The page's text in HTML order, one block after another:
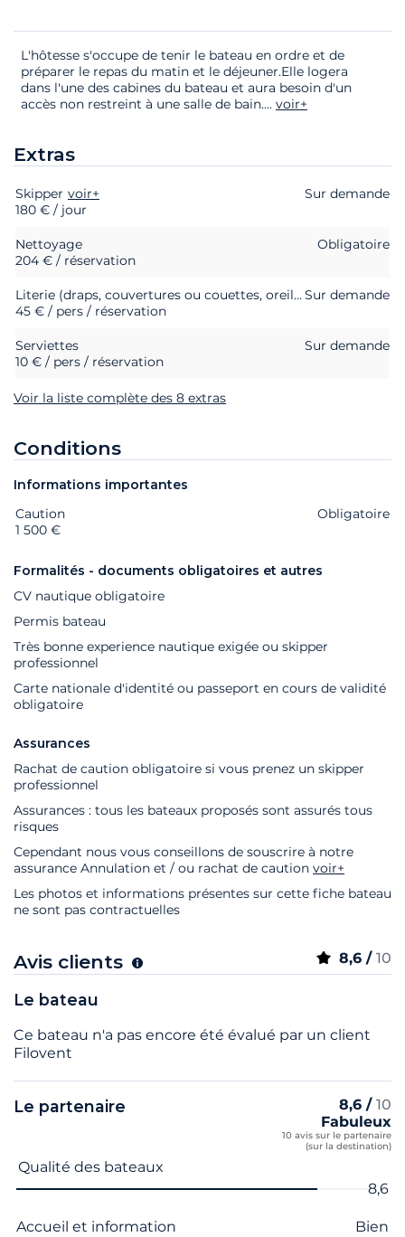
L'hôtesse s'occupe de tenir le bateau en ordre et de
préparer le repas du matin et le déjeuner.Elle logera
dans l'une des cabines du bateau et aura besoin d'un
accès non restreint à une salle de bain.... voir+
Extras
Extras Statut
Skipper voir+
Sur demande
180 € / jour
Nettoyage
Obligatoire
204 € / réservation
Literie (draps, couvertures ou couettes, oreillers et taies d'oreillers)Sur demande
45 € / pers / réservation
Serviettes
Sur demande
10 € / pers / réservation
Voir la liste complète des 8 extras
Conditions
Informations importantes
Extras Statut
Caution
Obligatoire
1 500 €
Formalités - documents obligatoires et autres
CV nautique obligatoire
Permis bateau
Très bonne experience nautique exigée ou skipper
professionnel
Carte nationale d'identité ou passeport en cours de validité
obligatoire
Assurances
Rachat de caution obligatoire si vous prenez un skipper
professionnel
Assurances : tous les bateaux proposés sont assurés tous
risques
Cependant nous vous conseillons de souscrire à notre
assurance Annulation et / ou rachat de caution voir+
Les photos et informations présentes sur cette fiche bateau
ne sont pas contractuelles
Avis clients 8,6 / 10
Le bateau
Ce bateau n'a pas encore été évalué par un client
Filovent
Le partenaire 8,6 / 10
Fabuleux
10 avis sur le partenaire
(sur la destination)
Nom du critère Note
Qualité des bateaux
8,6
Accueil et information Bien